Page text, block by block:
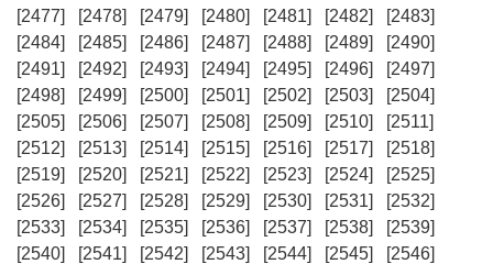
[2477]
[2478] [2479] [2480] [2481] [2482]
[2483]
[2484]
[2485] [2486] [2487] [2488] [2489]
[2490]
[2491]
[2492] [2493] [2494] [2495] [2496]
[2497]
[2498]
[2499] [2500] [2501] [2502] [2503]
[2504]
[2505]
[2506] [2507] [2508] [2509] [2510]
[2511]
[2512]
[2513] [2514] [2515] [2516] [2517]
[2518]
[2519]
[2520] [2521] [2522] [2523] [2524]
[2525]
[2526]
[2527] [2528] [2529] [2530] [2531]
[2532]
[2533]
[2534] [2535] [2536] [2537] [2538]
[2539]
[2540]
[2541] [2542] [2543] [2544] [2545]
[2546]